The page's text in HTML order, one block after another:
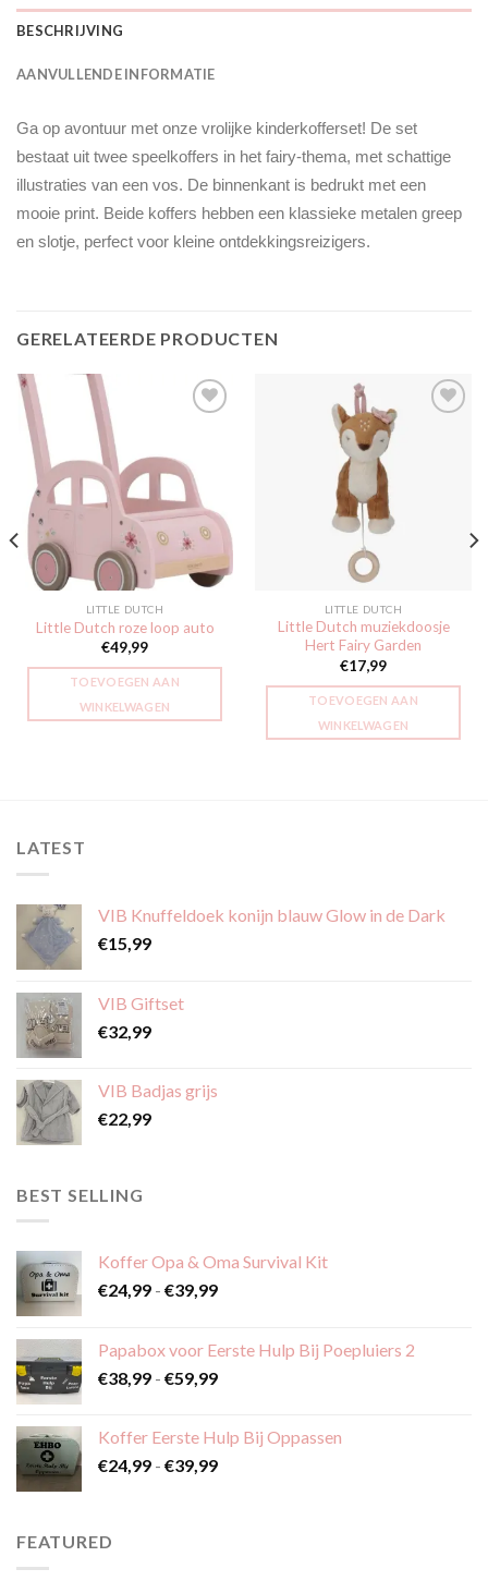
BESCHRIJVING
AANVULLENDE INFORMATIE
Ga op avontuur met onze vrolijke kinderkofferset! De set
bestaat uit twee speelkoffers in het fairy-thema, met schattige
illustraties van een vos. De binnenkant is bedrukt met een
mooie print. Beide koffers hebben een klassieke metalen greep
en slotje, perfect voor kleine ontdekkingsreizigers.
GERELATEERDE PRODUCTEN
Toevoegen
aan
verlanglijst
LITTLE DUTCH
Little Dutch roze loop auto
€49,99
TOEVOEGEN AAN
WINKELWAGEN
LITTLE DUTCH
Little Dutch muziekdoosje
Hert Fairy Garden
€17,99
TOEVOEGEN AAN
WINKELWAGEN
LATEST
VIB Knuffeldoek konijn blauw Glow in de Dark
€15,99
VIB Giftset
€32,99
VIB Badjas grijs
€22,99
BEST SELLING
Koffer Opa & Oma Survival Kit
€24,99 - €39,99Prijsklasse:
€39,99
Papabox voor Eerste Hulp Bij Poepluiers 2
€38,99 - €59,99Prijsklasse:
€59,99
Koffer Eerste Hulp Bij Oppassen
€24,99 - €39,99Prijsklasse:
FEATURED